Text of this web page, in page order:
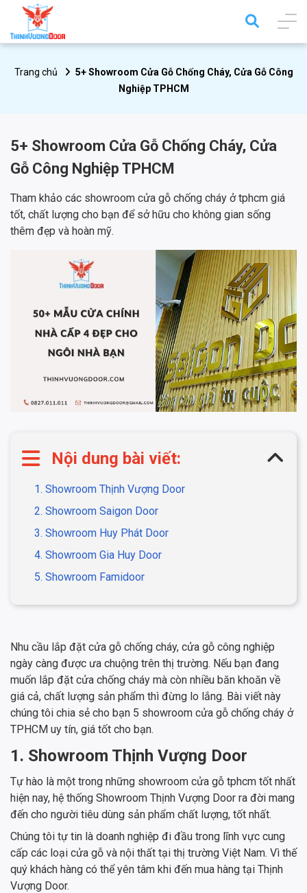
Trang chủ
5+ Showroom Cửa Gỗ Chống Cháy, Cửa Gỗ Công
Nghiệp TPHCM
5+ Showroom Cửa Gỗ Chống Cháy, Cửa
Gỗ Công Nghiệp TPHCM
Tham khảo các showroom cửa gỗ chống cháy ở tphcm giá
tốt, chất lượng cho bạn để sở hữu cho không gian sống
thêm đẹp và hoàn mỹ.
Nội dung bài viết:
1. Showroom Thịnh Vượng Door
2. Showroom Saigon Door
3. Showroom Huy Phát Door
4. Showroom Gia Huy Door
5. Showroom Famidoor
Nhu cầu lắp đặt cửa gỗ chống cháy, cửa gỗ công nghiệp
ngày càng được ưa chuộng trên thị trường. Nếu bạn đang
muốn lắp đặt cửa chống cháy mà còn nhiều băn khoăn về
giá cả, chất lượng sản phẩm thì đừng lo lắng. Bài viết này
chúng tôi chia sẻ cho bạn 5 showroom cửa gỗ chống cháy ở
TPHCM uy tín, giá tốt cho bạn.
1. Showroom Thịnh Vượng Door
Tự hào là một trong những showroom cửa gỗ tphcm tốt nhất
hiện nay, hệ thống Showroom Thịnh Vượng Door ra đời mang
đến cho người tiêu dùng sản phẩm chất lượng, tốt nhất.
Chúng tôi tự tin là doanh nghiệp đi đầu trong lĩnh vực cung
cấp các loại cửa gỗ và nội thất tại thị trường Việt Nam. Vì thế
quý khách hàng có thể yên tâm khi đến mua hàng tại Thịnh
Vượng Door.